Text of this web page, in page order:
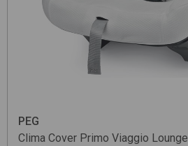
PEG
Clima Cover Primo Viaggio Lounge